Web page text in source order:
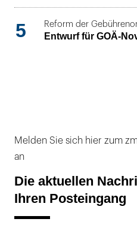
5 Reform der
Entwurf für GOÄ-
Melden Sie sich hier zum
an
Die aktuellen
Ihren Posteingang